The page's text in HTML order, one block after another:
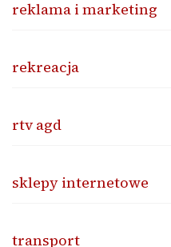
reklama i marketing
rekreacja
rtv agd
sklepy internetowe
transport